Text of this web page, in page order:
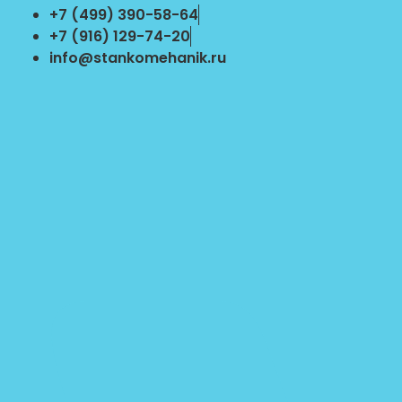
Перейти
содержимому
+7 (499) 390-58-64
+7 (916) 129-74-20
info@stankomehanik.ru